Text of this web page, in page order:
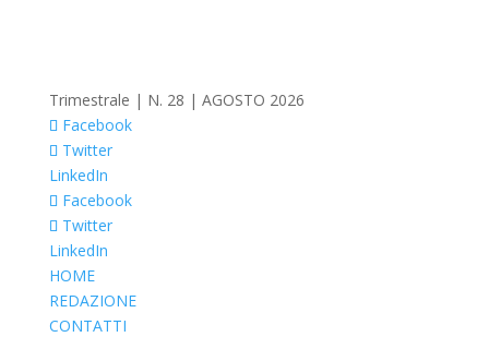
Trimestrale | N. 28 | AGOSTO 2026
Facebook
Twitter
LinkedIn
Facebook
Twitter
LinkedIn
HOME
REDAZIONE
CONTATTI